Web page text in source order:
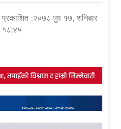
प्रकाशित :२०७८ पुष १७, शनिबार
१८:४५